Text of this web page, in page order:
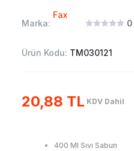
Marka:
Fax
0
Ürün Kodu: TM030121
20,88 TL KDV Dahil
400 Ml Sıvı Sabun